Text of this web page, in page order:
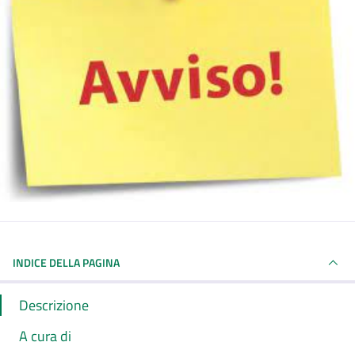
INDICE DELLA PAGINA
Descrizione
A cura di